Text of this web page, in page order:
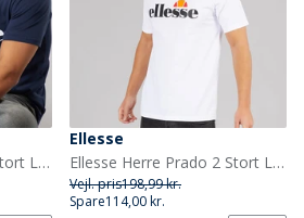
Ellesse Herre Prado 2 Stort Logo T Shirt Navy
Ellesse
Ellesse Herre Prado 2 Stort Logo T Shirt Hvid
Vejl. pris198,99 kr.
Spare114,00 kr.